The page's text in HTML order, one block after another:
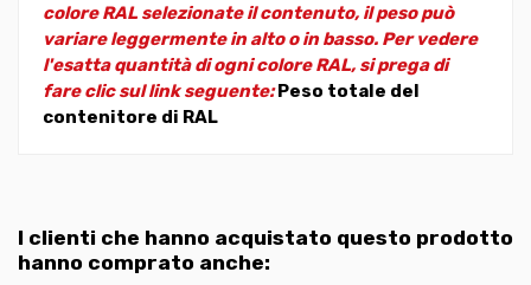
colore RAL selezionate il contenuto, il peso può
variare leggermente in alto o in basso. Per vedere
l'esatta quantità di ogni colore RAL, si prega di
fare clic sul link seguente:Peso totale del
contenitore di RAL
I clienti che hanno acquistato questo prodotto
hanno comprato anche: